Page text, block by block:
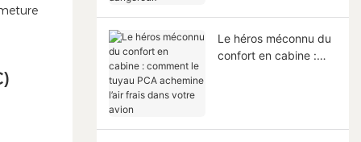
Le héros méconnu du
confort en cabine :